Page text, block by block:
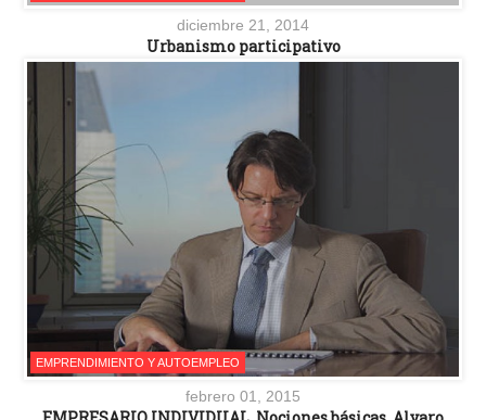
diciembre 21, 2014
Urbanismo participativo
EMPRENDIMIENTO Y AUTOEMPLEO
febrero 01, 2015